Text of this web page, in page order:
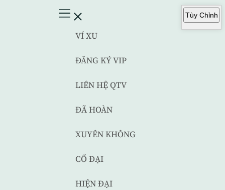
VÍ XU
ĐĂNG KÝ VIP
LIÊN HỆ QTV
ĐÃ HOÀN
XUYÊN KHÔNG
CỔ ĐẠI
HIỆN ĐẠI
Tùy Chỉnh